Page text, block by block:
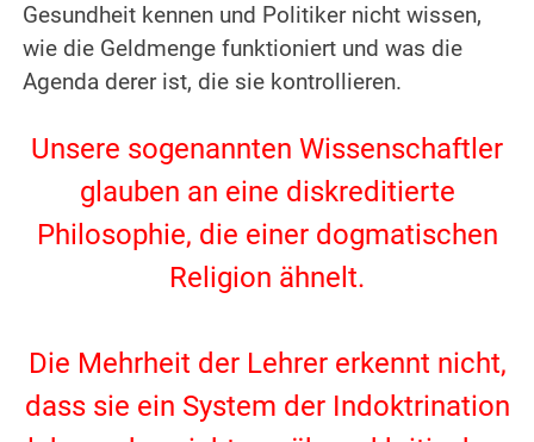
Gesundheit kennen und Politiker nicht wissen,
wie die Geldmenge funktioniert und was die
Agenda derer ist, die sie kontrollieren.
Unsere sogenannten Wissenschaftler
glauben an eine diskreditierte
Philosophie, die einer dogmatischen
Religion ähnelt.
Die Mehrheit der Lehrer erkennt nicht,
dass sie ein System der Indoktrination